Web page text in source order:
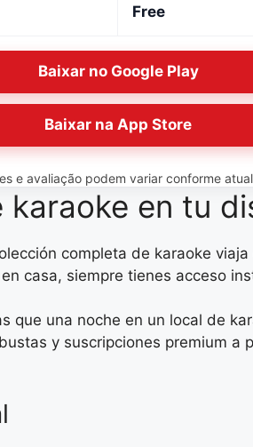
Free
Baixar no Google Play
Baixar na App Store
e avaliação podem variar conforme
en tu
completa de karaoke
casa, siempre tienes acceso
que una noche en un local de
y suscripciones premium a